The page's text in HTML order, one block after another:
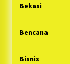
Bekasi
Bencana
Bisnis